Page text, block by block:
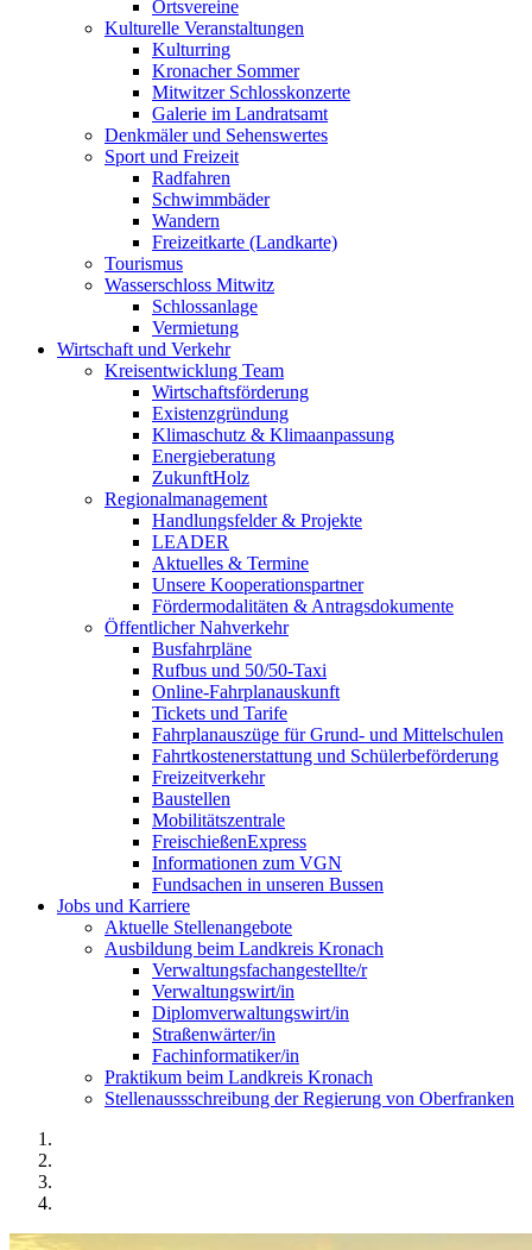
Ortsvereine
Kulturelle Veranstaltungen
Kulturring
Kronacher Sommer
Mitwitzer Schlosskonzerte
Galerie im Landratsamt
Denkmäler und Sehenswertes
Sport und Freizeit
Radfahren
Schwimmbäder
Wandern
Freizeitkarte (Landkarte)
Tourismus
Wasserschloss Mitwitz
Schlossanlage
Vermietung
Wirtschaft und Verkehr
Kreisentwicklung Team
Wirtschaftsförderung
Existenzgründung
Klimaschutz & Klimaanpassung
Energieberatung
ZukunftHolz
Regionalmanagement
Handlungsfelder & Projekte
LEADER
Aktuelles & Termine
Unsere Kooperationspartner
Fördermodalitäten & Antragsdokumente
Öffentlicher Nahverkehr
Busfahrpläne
Rufbus und 50/50-Taxi
Online-Fahrplanauskunft
Tickets und Tarife
Fahrplanauszüge für Grund- und Mittelschulen
Fahrtkostenerstattung und Schülerbeförderung
Freizeitverkehr
Baustellen
Mobilitätszentrale
FreischießenExpress
Informationen zum VGN
Fundsachen in unseren Bussen
Jobs und Karriere
Aktuelle Stellenangebote
Ausbildung beim Landkreis Kronach
Verwaltungsfachangestellte/r
Verwaltungswirt/in
Diplomverwaltungswirt/in
Straßenwärter/in
Fachinformatiker/in
Praktikum beim Landkreis Kronach
Stellenaussschreibung der Regierung von Oberfranken